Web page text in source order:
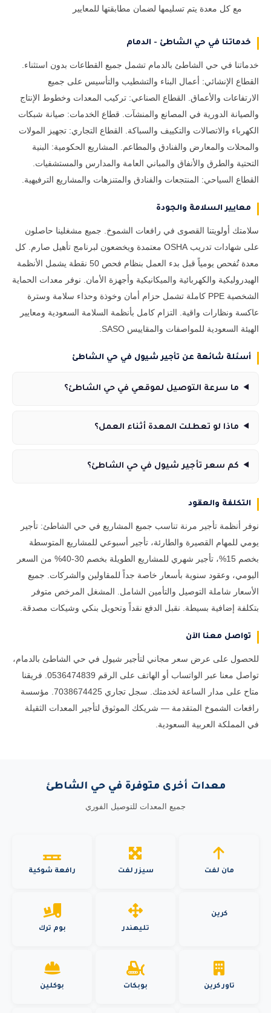
مع كل معدة يتم تسليمها لضمان مطابقتها للمعايير
خدماتنا في حي الشاطئ - الدمام
خدماتنا في حي الشاطئ بالدمام تشمل جميع القطاعات بدون استثناء.
القطاع الإنشائي: أعمال البناء والتشطيب والتأسيس على جميع
الارتفاعات والأعماق. القطاع الصناعي: تركيب المعدات وخطوط الإنتاج
والصيانة الدورية في المصانع والمنشآت. قطاع الخدمات: صيانة شبكات
الكهرباء والاتصالات والتكييف والسباكة. القطاع التجاري: تجهيز المولات
والمحلات والمعارض والفنادق والمطاعم. المشاريع الحكومية: البنية
التحتية والطرق والأنفاق والمباني العامة والمدارس والمستشفيات.
القطاع السياحي: المنتجعات والفنادق والمتنزهات والمشاريع الترفيهية.
معايير السلامة والجودة
سلامتك أولويتنا القصوى في رافعات الشموخ. جميع مشغلينا حاصلون
على شهادات تدريب OSHA معتمدة ويخضعون لبرنامج تأهيل صارم. كل
معدة تُفحص يومياً قبل بدء العمل بنظام فحص 50 نقطة يشمل الأنظمة
الهيدروليكية والكهربائية والميكانيكية وأجهزة الأمان. نوفر معدات الحماية
الشخصية PPE كاملة تشمل حزام أمان وخوذة وحذاء سلامة وسترة
عاكسة ونظارات واقية. التزام كامل بأنظمة السلامة السعودية ومعايير
الهيئة السعودية للمواصفات والمقاييس SASO.
أسئلة شائعة عن تأجير شيول في حي الشاطئ
ما سرعة التوصيل لموقعي في حي الشاطئ؟
ماذا لو تعطلت المعدة أثناء العمل؟
كم سعر تأجير شيول في حي الشاطئ؟
التكلفة والعقود
نوفر أنظمة تأجير مرنة تناسب جميع المشاريع في حي الشاطئ: تأجير
يومي للمهام القصيرة والطارئة، تأجير أسبوعي للمشاريع المتوسطة
بخصم 15%، تأجير شهري للمشاريع الطويلة بخصم 30-40% من السعر
اليومي، وعقود سنوية بأسعار خاصة جداً للمقاولين والشركات. جميع
الأسعار شاملة التوصيل والتأمين الشامل. المشغل المرخص متوفر
بتكلفة إضافية بسيطة. نقبل الدفع نقداً وتحويل بنكي وشيكات مصدقة.
تواصل معنا الآن
للحصول على عرض سعر مجاني لتأجير شيول في حي الشاطئ بالدمام،
تواصل معنا عبر الواتساب أو الهاتف على الرقم 0536474839. فريقنا
متاح على مدار الساعة لخدمتك. سجل تجاري 7038674425. مؤسسة
رافعات الشموخ المتقدمة — شريكك الموثوق لتأجير المعدات الثقيلة
في المملكة العربية السعودية.
معدات أخرى متوفرة في حي الشاطئ
جميع المعدات للتوصيل الفوري
مان لفت سيزر لفت رافعة شوكية
كرين
تليهندر
بوم ترك
تاور كرين بوبكات بوكلين